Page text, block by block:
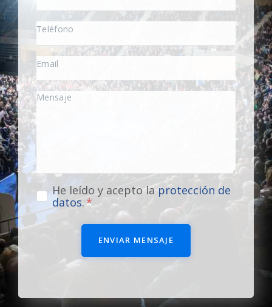
He leído y acepto la protección de
datos.
ENVIAR MENSAJE